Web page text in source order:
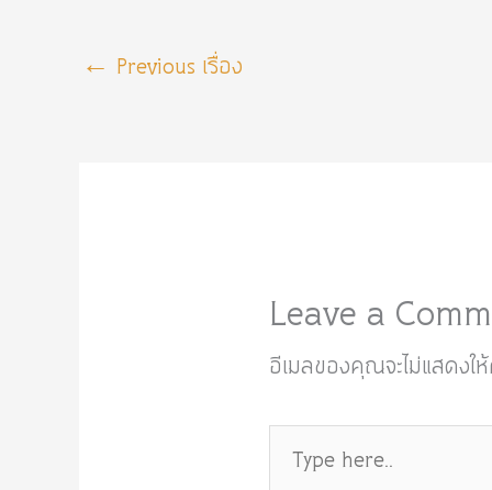
← Previous เรื่อง
Leave a
อีเมลของคุณจะไม่แสดงใ
Type
here..